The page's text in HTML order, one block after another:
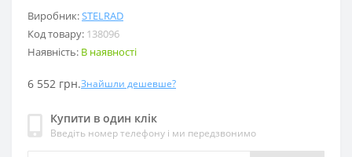
Виробник:STELRAD
Код товару: 138096
Наявність: В наявності
6 552 грн.Знайшли дешевше?
Купити в один клік
Введіть номер телефону і ми передзвонимо